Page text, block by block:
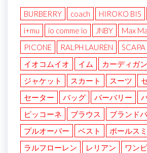
BURBERRY coach HIROKO BIS
i+mu
io comme io JNBY Max
PICONE
RALPH LAUREN SCAPA
イオコムイオ
イム カーディガン
ジャケット
スカート スーツ
セーター
バッグ バーバリー
ピッコーネ
ブラウス
ブランド
プルオーバー
ベスト ポールス
ラルフローレン
レリアン ワン